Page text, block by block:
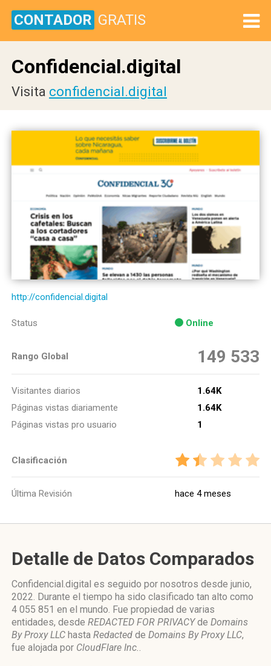
CONTADOR GRATIS
Confidencial.digital
Visita confidencial.digital
http://confidencial.digital
Status Online
Rango Global 149 533
Visitantes diarios
1.64K
Páginas vistas diariamente
1.64K
Páginas vistas pro usuario
1
Clasificación
Última Revisión hace 4 meses
Detalle de Datos Comparados
Confidencial.digital es seguido por nosotros desde junio,
2022. Durante el tiempo ha sido clasificado tan alto como
4 055 851 en el mundo. Fue propiedad de varias
entidades, desde REDACTED FOR PRIVACYde Domains
By Proxy LLC hasta Redacted de Domains By Proxy LLC,
fue alojada por CloudFlare Inc..